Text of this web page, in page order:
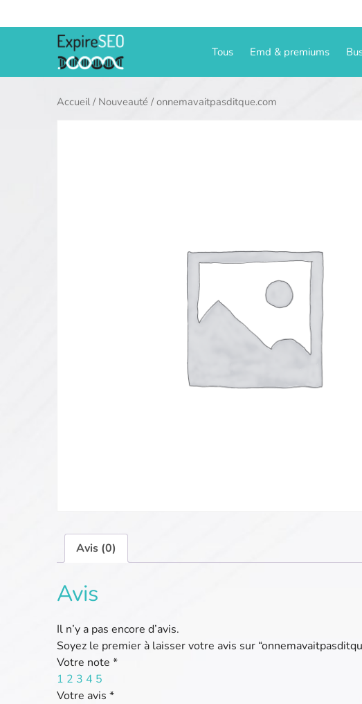
au
Tous Emd & premiums
Accueil/ Nouveauté / onnemavaitpasditque.com
Avis (0)
Avis
Il n’y a pas encore d’avis.
Soyez le premier à laisser votre avis sur
Votre note *
1 2 3 4 5
Votre avis *